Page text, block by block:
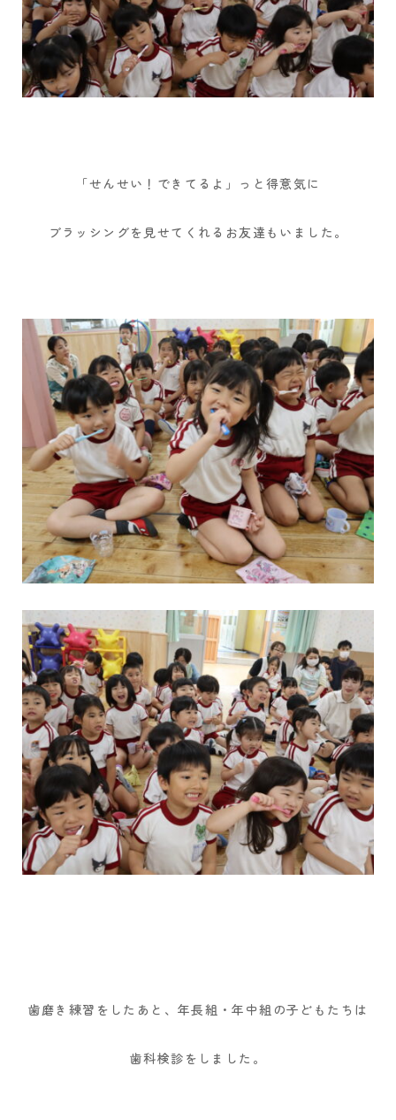
「せんせい！できてるよ」っと得意気に
ブラッシングを見せてくれるお友達もいました。
歯磨き練習をしたあと、年長組・年中組の子どもたちは
歯科検診をしました。